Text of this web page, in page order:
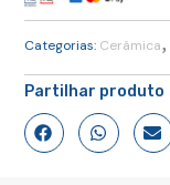
Categorias: Cerâmica,
Partilhar produto